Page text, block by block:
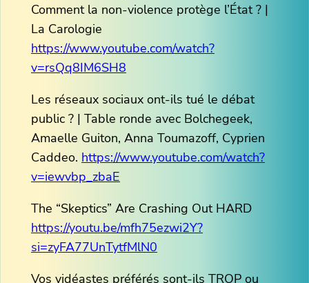
Comment la non-violence protège l’État ? |
La Carologie
https://www.youtube.com/watch?
v=rsQq8IM6SH8
Les réseaux sociaux ont-ils tué le débat
public ? | Table ronde avec Bolchegeek,
Amaelle Guiton, Anna Toumazoff, Cyprien
Caddeo. https://www.youtube.com/watch?
v=iewvbp_zbaE
The “Skeptics” Are Crashing Out HARD
https://youtu.be/mfh75ezwi2Y?
si=zyFA77UnTytfMlN0
Vos vidéastes préférés sont-ils TROP ou